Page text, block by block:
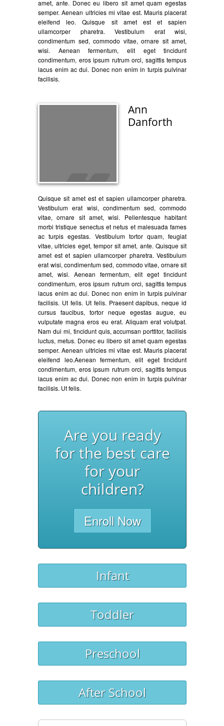
amet, ante. Donec eu libero sit amet quam egestas
semper. Aenean ultricies mi vitae est. Mauris placerat
eleifend leo. Quisque sit amet est et sapien
ullamcorper pharetra. Vestibulum erat wisi,
condimentum sed, commodo vitae, ornare sit amet,
wisi. Aenean fermentum, elit eget tincidunt
condimentum, eros ipsum rutrum orci, sagittis tempus
lacus enim ac dui. Donec non enim in turpis pulvinar
facilisis.
Ann
Danforth
Quisque sit amet est et sapien ullamcorper pharetra.
Vestibulum erat wisi, condimentum sed, commodo
vitae, ornare sit amet, wisi. Pellentesque habitant
morbi tristique senectus et netus et malesuada fames
ac turpis egestas. Vestibulum tortor quam, feugiat
vitae, ultricies eget, tempor sit amet, ante. Quisque sit
amet est et sapien ullamcorper pharetra. Vestibulum
erat wisi, condimentum sed, commodo vitae, ornare sit
amet, wisi. Aenean fermentum, elit eget tincidunt
condimentum, eros ipsum rutrum orci, sagittis tempus
lacus enim ac dui. Donec non enim in turpis pulvinar
facilisis. Ut felis. Ut felis. Praesent dapibus, neque id
cursus faucibus, tortor neque egestas augue, eu
vulputate magna eros eu erat. Aliquam erat volutpat.
Nam dui mi, tincidunt quis, accumsan porttitor, facilisis
luctus, metus. Donec eu libero sit amet quam egestas
semper. Aenean ultricies mi vitae est. Mauris placerat
eleifend leo.Aenean fermentum, elit eget tincidunt
condimentum, eros ipsum rutrum orci, sagittis tempus
lacus enim ac dui. Donec non enim in turpis pulvinar
facilisis. Ut felis.
Are you ready
for the best care
for your
children?
Enroll Now
Infant
Toddler
Preschool
After School